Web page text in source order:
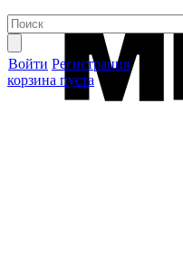
Войти Регистрация
корзина пуста